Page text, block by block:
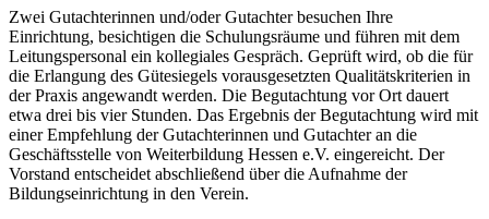
Zwei Gutachterinnen und/oder Gutachter besuchen Ihre
Einrichtung, besichtigen die Schulungsräume und führen mit dem
Leitungspersonal ein kollegiales Gespräch. Geprüft wird, ob die für
die Erlangung des Gütesiegels vorausgesetzten Qualitätskriterien in
der Praxis angewandt werden. Die Begutachtung vor Ort dauert
etwa drei bis vier Stunden. Das Ergebnis der Begutachtung wird mit
einer Empfehlung der Gutachterinnen und Gutachter an die
Geschäftsstelle von Weiterbildung Hessen e.V. eingereicht. Der
Vorstand entscheidet abschließend über die Aufnahme der
Bildungseinrichtung in den Verein.